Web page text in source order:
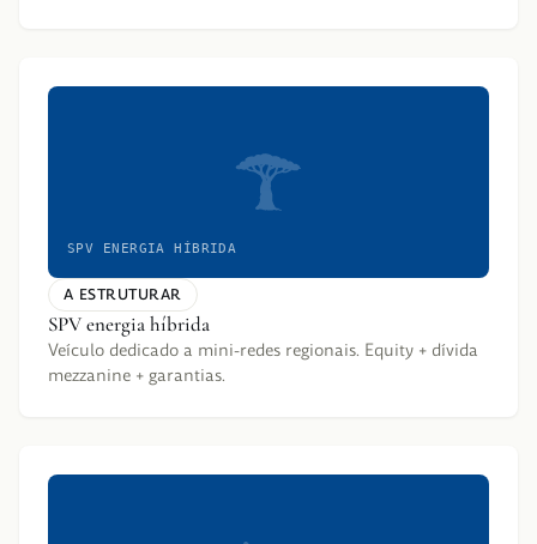
SPV ENERGIA HÍBRIDA
A ESTRUTURAR
SPV energia híbrida
Veículo dedicado a mini-redes regionais. Equity + dívida
mezzanine + garantias.